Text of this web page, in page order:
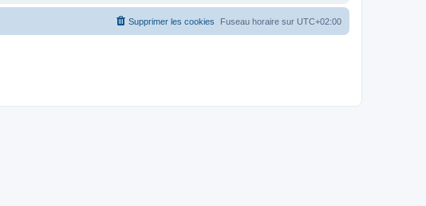
Fuseau horaire sur UTC+02:00
Supprimer les cookies